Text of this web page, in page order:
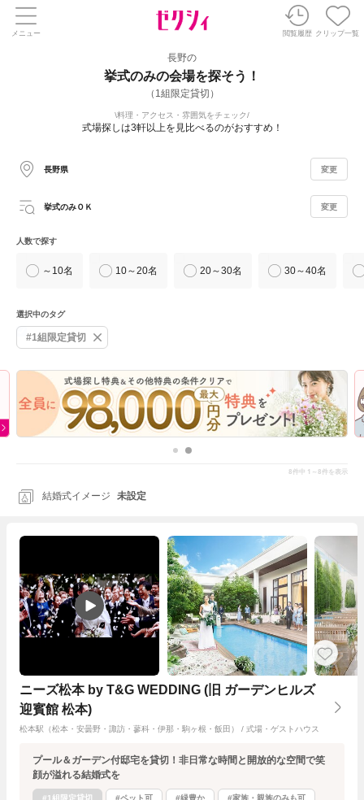
メニュー 閲覧履歴 クリップ一覧
長野の
挙式のみの会場を探そう！
（1組限定貸切）
料理・アクセス・雰囲気をチェック
式場探しは3軒以上を見比べるのがおすすめ！
長野県 変更
挙式のみＯＫ 変更
人数で探す
～10名 10～20名 20～30名 30～40名
選択中のタグ
#1組限定貸切
8 件中 1～8 件を表示
結婚式イメージ 未設定
ニーズ松本 by T&G WEDDING (旧 ガーデンヒルズ
迎賓館 松本)
松本駅（松本・安曇野・諏訪・蓼科・伊那・駒ヶ根・飯田） / 式場・ゲストハウス
プール＆ガーデン付邸宅を貸切！非日常な時間と開放的な空間で笑
顔が溢れる結婚式を